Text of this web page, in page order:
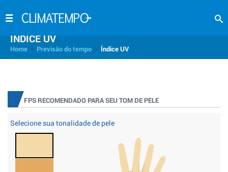
INDICE UV
Home Previsão do tempo Índice UV
FPS RECOMENDADO PARA SEU TOM DE PELE
Selecione sua tonalidade de pele